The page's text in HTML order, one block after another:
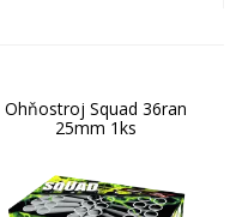
Ohňostroj Squad 36ran
25mm 1ks